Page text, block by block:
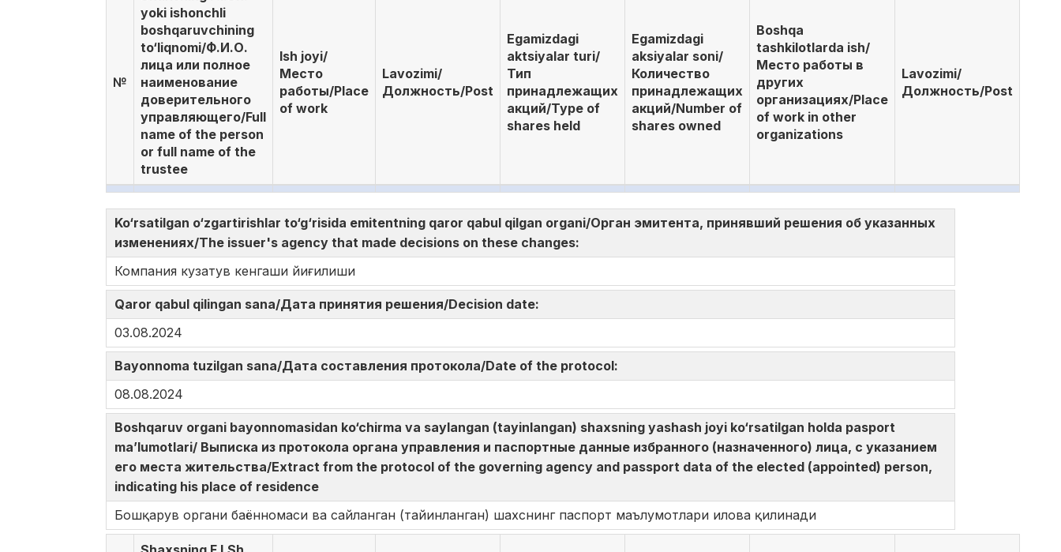
№
yoki ishonchli
boshqaruvchining
to‘liqnomi/Ф.И.О.
лица или полное
наименование
доверительного
управляющего/Full
name of the person
or full name of the
trustee
Ish joyi/
Место
работы/Place
of work
Lavozimi/
Должность/Post
Egamizdagi
aktsiyalar turi/
Тип
принадлежащих
акций/Type of
shares held
Egamizdagi
aksiyalar soni/
Количество
принадлежащих
акций/Number of
shares owned
Boshqa
tashkilotlarda ish/
Место работы в
других
организациях/Place
of work in other
organizations
Lavozimi/
Должность/Post
Ko‘rsatilgan o‘zgartirishlar to‘g‘risida emitentning qaror qabul qilgan organi/Орган эмитента, принявший решения об указанных
изменениях/The issuer's agency that made decisions on these changes:
Компания кузатув кенгаши йиғилиши
Qaror qabul qilingan sana/Дата принятия решения/Decision date:
03.08.2024
Bayonnoma tuzilgan sana/Дата составления протокола/Date of the protocol:
08.08.2024
Boshqaruv organi bayonnomasidan ko‘chirma va saylangan (tayinlangan) shaxsning yashash joyi ko‘rsatilgan holda pasport
ma’lumotlari/ Выписка из протокола органа управления и паспортные данные избранного (назначенного) лица, с указанием
его места жительства/Extract from the protocol of the governing agency and passport data of the elected (appointed) person,
indicating his place of residence
Бошқарув органи баённомаси ва сайланган (тайинланган) шахснинг паспорт маълумотлари илова қилинади